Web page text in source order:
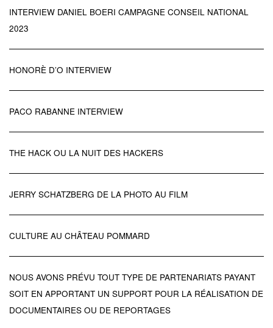
INTERVIEW DANIEL BOERI CAMPAGNE CONSEIL NATIONAL
2023
HONORÈ D’O INTERVIEW
PACO RABANNE INTERVIEW
THE HACK OU LA NUIT DES HACKERS
JERRY SCHATZBERG DE LA PHOTO AU FILM
CULTURE AU CHÂTEAU POMMARD
NOUS AVONS PRÉVU TOUT TYPE DE PARTENARIATS PAYANT
SOIT EN APPORTANT UN SUPPORT POUR LA RÉALISATION DE
DOCUMENTAIRES OU DE REPORTAGES